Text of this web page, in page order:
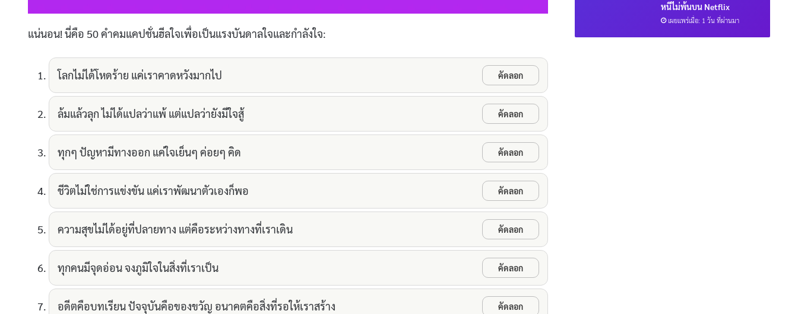
แน่นอน! นี่คือ 50 คำคมแคปชั่นฮีลใจเพื่อเป็นแรงบันดาลใจและกำลังใจ:
โลกไม่ได้โหดร้าย แค่เราคาดหวังมากไป คัดลอก
ล้มแล้วลุก ไม่ได้แปลว่าแพ้ แต่แปลว่ายังมีใจสู้ คัดลอก
ทุกๆ ปัญหามีทางออก แค่ใจเย็นๆ ค่อยๆ คิด คัดลอก
ชีวิตไม่ใช่การแข่งขัน แค่เราพัฒนาตัวเองก็พอ คัดลอก
ความสุขไม่ได้อยู่ที่ปลายทาง แต่คือระหว่างทางที่เราเดิน คัดลอก
ทุกคนมีจุดอ่อน จงภูมิใจในสิ่งที่เราเป็น คัดลอก
อดีตคือบทเรียน ปัจจุบันคือของขวัญ อนาคตคือสิ่งที่รอให้เราสร้าง คัดลอก
หนีไม่พ้นบน Netflix
เผยแพร่เมื่อ: 1 วัน ที่ผ่านมา